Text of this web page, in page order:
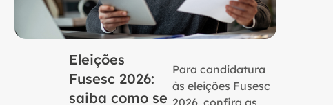
Eleições
Fusesc 2026:
saiba como se
Para candidatura
às eleições Fusesc